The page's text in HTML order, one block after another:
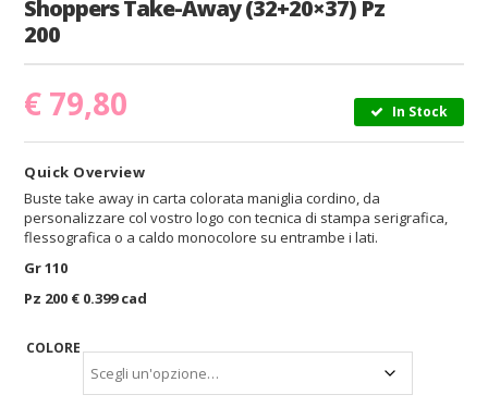
Shoppers Take-Away (32+20×37) Pz
200
€ 79,80 In Stock
Quick Overview
Buste take away in carta colorata maniglia cordino, da
personalizzare col vostro logo con tecnica di stampa serigrafica,
flessografica o a caldo monocolore su entrambe i lati.
Gr 110
Pz 200 € 0.399 cad
COLORE